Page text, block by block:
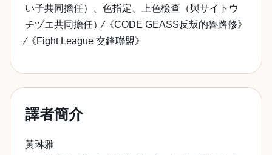
い子共同擔任）、色指定、上色檢查（與サイトウ
チヅエ共同擔任）∕《CODE GEASS反叛的魯路修》
∕《Fight League 交鋒聯盟》
譯者簡介
黃琳雅